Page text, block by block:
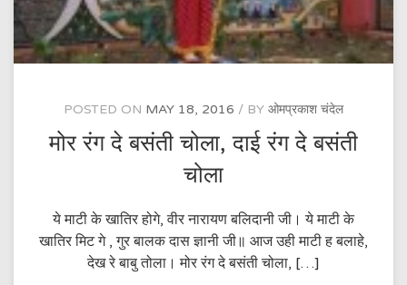
POSTED ON MAY 18, 2016 BY ओमप्रकाश चंदेल
मोर रंग दे बसंती चोला, दाई रंग दे बसंती
चोला
ये माटी के खातिर होगे, वीर नारायण बलिदानी जी। ये माटी के
खातिर मिट गे , गुर बालक दास ज्ञानी जी॥ आज उही माटी ह बलाहे,
देख रे बाबु तोला। मोर रंग दे बसंती चोला, […]